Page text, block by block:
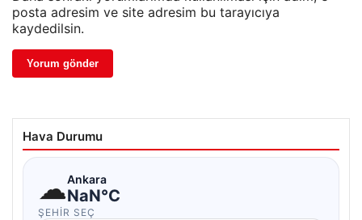
posta adresim ve site adresim bu tarayıcıya
kaydedilsin.
Hava Durumu
☁Ankara
NaN°C
ŞEHIR SEÇ